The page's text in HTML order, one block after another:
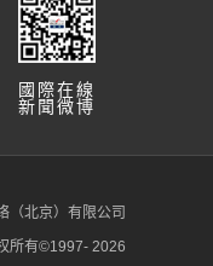
國際在線
新聞微博
（北京）有限公司
所有©1997- 2026